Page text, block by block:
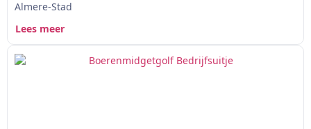
Almere-Stad
Lees meer